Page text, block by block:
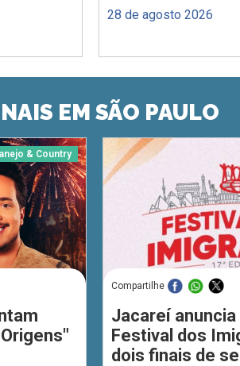
28 de agosto 2026
EM SÃO PAULO
& Country
Compartilhe
Jacareí
Festival dos
dois finais de